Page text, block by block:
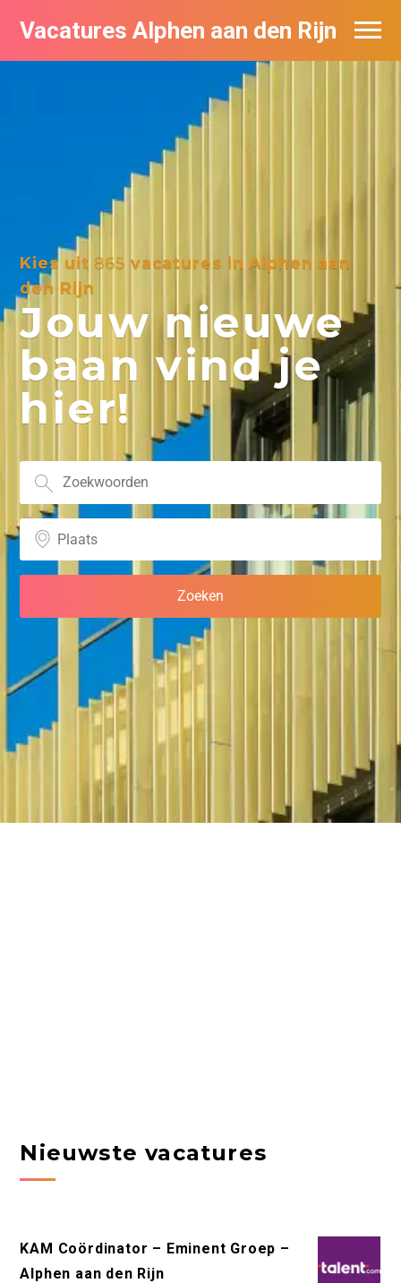
Vacatures Alphen aan den Rijn
Kies uit 865 vacatures in Alphen aan
den Rijn
Jouw nieuwe
baan vind je
hier!
Nieuwste vacatures
KAM Coördinator – Eminent Groep –
Alphen aan den Rijn
Vacatures per bedrijf in Alphen aan den
De populairste vacatures in Alphen aan